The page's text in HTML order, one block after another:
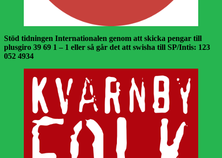
Stöd tidningen Internationalen genom att skicka pengar till
plusgiro 39 69 1 – 1 eller så går det att swisha till SP/Intis: 123
052 4934